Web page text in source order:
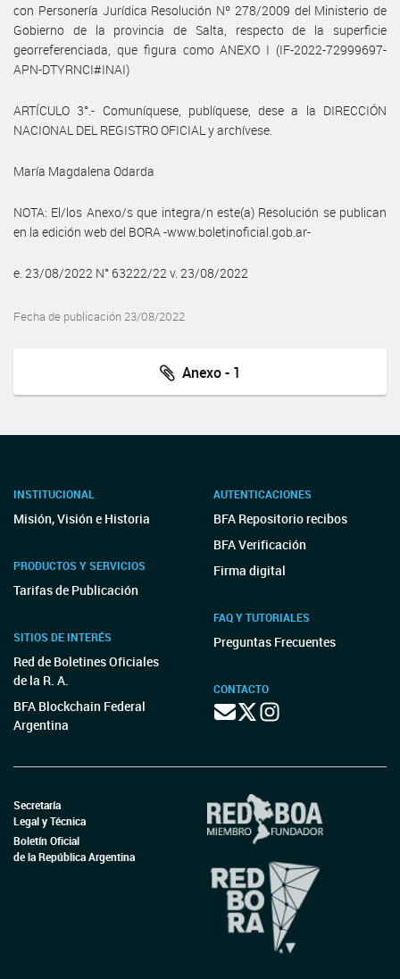
con Personería Jurídica Resolución Nº 278/2009 del Ministerio de
Gobierno de la provincia de Salta, respecto de la superficie
georreferenciada, que figura como ANEXO I (IF-2022-72999697-
APN-DTYRNCI#INAI)
ARTÍCULO 3°.- Comuníquese, publíquese, dese a la DIRECCIÓN
NACIONAL DEL REGISTRO OFICIAL y archívese.
María Magdalena Odarda
NOTA: El/los Anexo/s que integra/n este(a) Resolución se publican
en la edición web del BORA -www.boletinoficial.gob.ar-
e. 23/08/2022 N° 63222/22 v. 23/08/2022
Fecha de publicación 23/08/2022
Anexo - 1
INSTITUCIONAL
Misión, Visión e Historia
PRODUCTOS Y SERVICIOS
Tarifas de Publicación
SITIOS DE INTERÉS
Red de Boletines Oficiales
de la R. A.
BFA Blockchain Federal
Argentina
AUTENTICACIONES
BFA Repositorio recibos
BFA Verificación
Firma digital
FAQ Y TUTORIALES
Preguntas Frecuentes
CONTACTO
Secretaría
Legal y Técnica
Boletín Oficial
de la República Argentina